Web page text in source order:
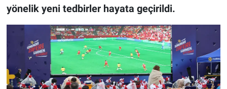
yönelik yeni tedbirler hayata geçirildi.